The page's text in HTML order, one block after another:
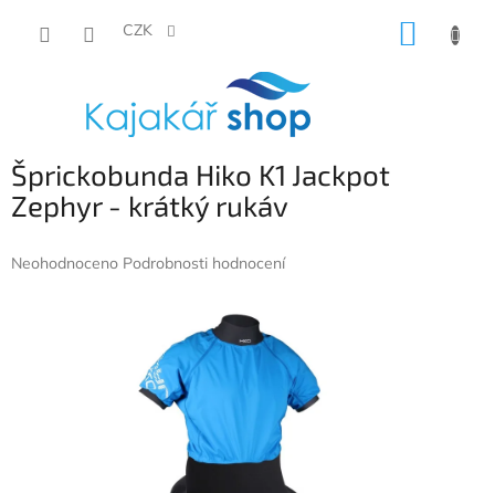
CZK
Šprickobunda Hiko K1 Jackpot
Zephyr - krátký rukáv
Průměrné
Neohodnoceno Podrobnosti hodnocení